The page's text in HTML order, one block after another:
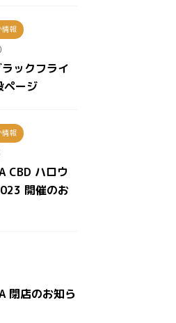
報
ックフライ
ージ
報
CBD ハロウ
開催のお
閉店のお知ら